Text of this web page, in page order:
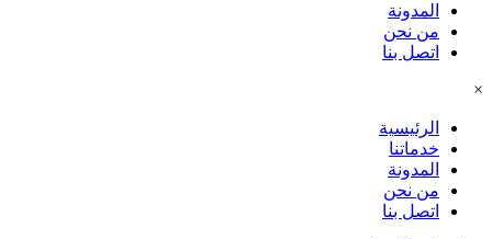
المدونة
من نحن
اتصل بنا
×
الرئيسية
خدماتنا
المدونة
من نحن
اتصل بنا